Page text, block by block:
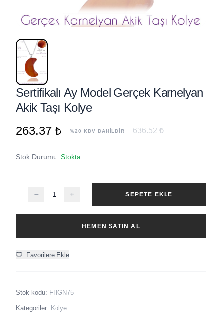
Sertifikalı Ay Model Gerçek Karnelyan
Akik Taşı Kolye
263.37 ₺
%20 KDV DAHİLDİR 636.52 ₺
Stok Durumu: Stokta
SEPETE EKLE
HEMEN SATIN AL
Favorilere Ekle
Stok kodu: FHGN75
Kategoriler: Kolye